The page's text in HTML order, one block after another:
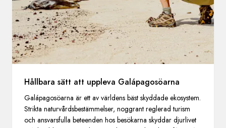
Hållbara sätt att uppleva Galápagosöarna
Galápagosöarna är ett av världens bäst skyddade ekosystem.
Strikta naturvårdsbestämmelser, noggrant reglerad turism
och ansvarsfulla beteenden hos besökarna skyddar djurlivet